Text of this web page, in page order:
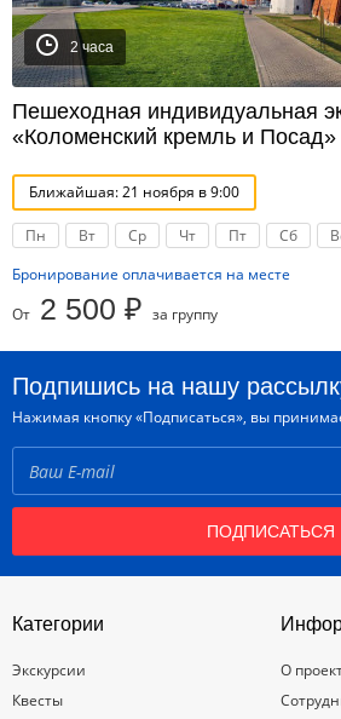
2 часа
Пешеходная индивидуальная
«Коломенский кремль и Посад»
Ближайшая: 21 ноября в 9:00
Пн Вт Ср Чт Пт Сб
Бронирование оплачивается на месте
От 2 500 ₽ за группу
Подпишись на нашу
Нажимая кнопку «Подписаться», вы
ПОДПИСАТЬСЯ
Категории
Экскурсии
Квесты
О